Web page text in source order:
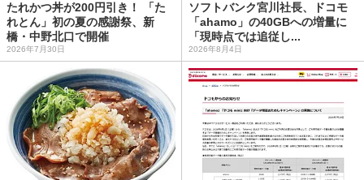
たれかつ丼が200円引き！ 「た
れとん」初の夏の感謝祭、新
橋・中野北口で開催
2026年7月30日
ソフトバンク宮川社長、ドコモ
「ahamo」の40GBへの増量に
「現時点では追従し...
2026年8月4日